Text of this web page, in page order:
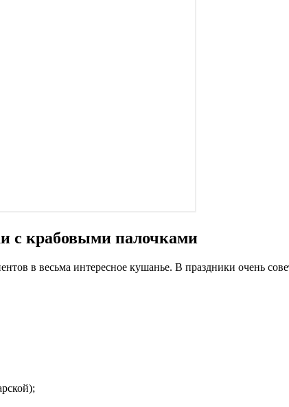
с крабовыми палочками
в весьма интересное кушанье. В праздники очень